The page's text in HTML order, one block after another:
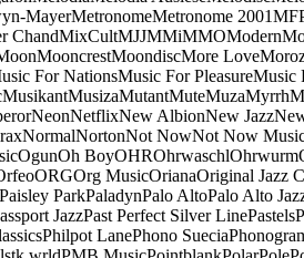
MayerMetronomeMetronome 2001
ChandMixCultMJJMMiMMOModern
MooncrestMoondiscMore Love
For NationsMusic For PleasureMusic
MusikantMusizaMutantMuteMuzaMyrrh
NeonNetflixNew AlbionNew Jazz
NormalNortonNot NowNot Now
OgunOh BoyOHROhrwaschlOhrwurm
ORGOrg MusicOrianaOriginal Jazz
Paisley ParkPaladynPalo AltoPalo Alto
JazzPast Perfect Silver LinePastels
Philpot LanePhono Suecia